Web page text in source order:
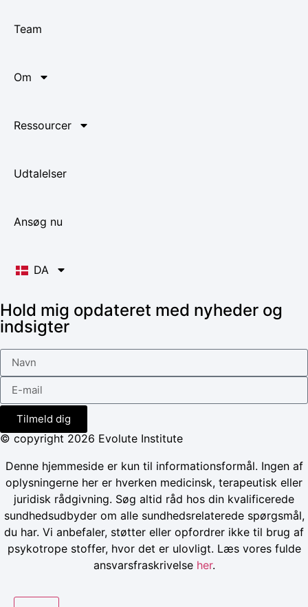
Team
Om
Ressourcer
Udtalelser
Ansøg nu
DA
Hold mig opdateret med nyheder og
indsigter
Tilmeld dig
© copyright 2026 Evolute Institute
Denne hjemmeside er kun til informationsformål. Ingen af
oplysningerne her er hverken medicinsk, terapeutisk eller
juridisk rådgivning. Søg altid råd hos din kvalificerede
sundhedsudbyder om alle sundhedsrelaterede spørgsmål,
du har. Vi anbefaler, støtter eller opfordrer ikke til brug af
psykotrope stoffer, hvor det er ulovligt. Læs vores fulde
ansvarsfraskrivelse her.